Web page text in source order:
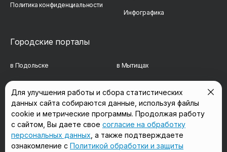
Политика конфиденциальности
Инфографика
Городские порталы
в Подольске в Мытищах
в Сергиевом Посаде в Люберцах
в Красногорске в Королёве
в Домодедово в Щёлково
Для улучшения работы и сбора статистических
данных сайта собираются данные, используя файлы
cookie и метрические программы. Продолжая работу
с сайтом, Вы даете свое согласие на обработку
персональных данных , а также подтверждаете
ознакомление с Политикой обработки и защиты